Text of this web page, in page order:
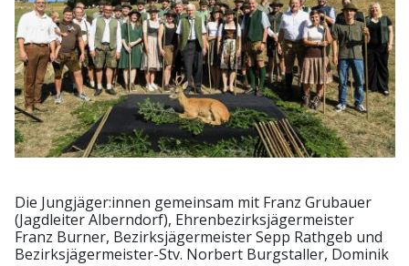
Die Jungjäger:innen gemeinsam mit Franz Grubauer
(Jagdleiter Alberndorf), Ehrenbezirksjägermeister
Franz Burner, Bezirksjägermeister Sepp Rathgeb und
Bezirksjägermeister-Stv. Norbert Burgstaller, Dominik